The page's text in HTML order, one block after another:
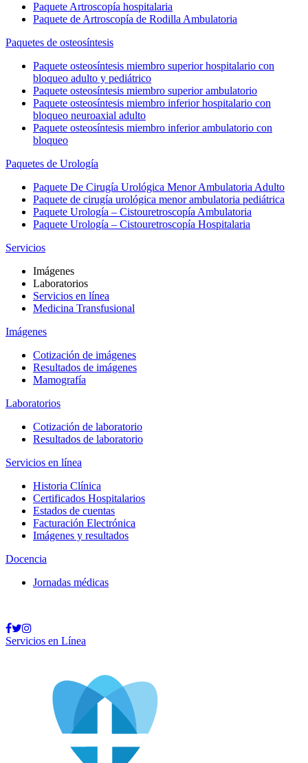
Paquete Artroscopía hospitalaria
Paquete de Artroscopía de Rodilla Ambulatoria
Paquetes de osteosíntesis
Paquete osteosíntesis miembro superior hospitalario con
bloqueo adulto y pediátrico
Paquete osteosíntesis miembro superior ambulatorio
Paquete osteosíntesis miembro inferior hospitalario con
bloqueo neuroaxial adulto
Paquete osteosíntesis miembro inferior ambulatorio con
bloqueo
Paquetes de Urología
Paquete De Cirugía Urológica Menor Ambulatoria Adulto
Paquete de cirugía urológica menor ambulatoria pediátrica
Paquete Urología – Cistouretroscopía Ambulatoria
Paquete Urología – Cistouretroscopía Hospitalaria
Servicios
Imágenes
Laboratorios
Servicios en línea
Medicina Transfusional
Imágenes
Cotización de imágenes
Resultados de imágenes
Mamografía
Laboratorios
Cotización de laboratorio
Resultados de laboratorio
Servicios en línea
Historia Clínica
Certificados Hospitalarios
Estados de cuentas
Facturación Electrónica
Imágenes y resultados
Docencia
Jornadas médicas
Servicios en Línea